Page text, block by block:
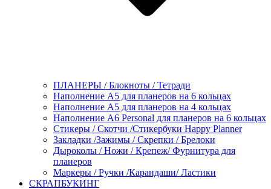
ПЛАНЕРЫ / Блокноты / Тетради
Наполнение А5 для планеров на 6 кольцах
Наполнение А5 для планеров на 4 кольцах
Наполнение А6 Personal для планеров на 6 кольцах
Стикеры / Скотчи /Стикербуки Happy Planner
Закладки /Зажимы / Скрепки / Брелоки
Дыроколы / Ножи / Крепеж/ Фурнитура для
планеров
Маркеры / Ручки /Карандаши/ Ластики
СКРАПБУКИНГ